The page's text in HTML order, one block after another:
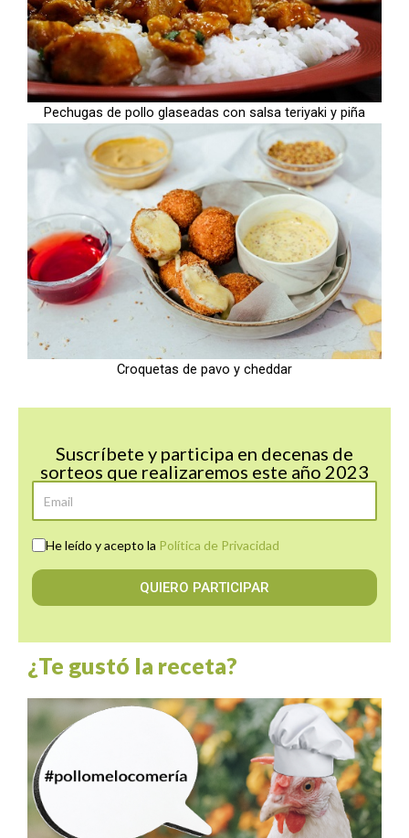
Pechugas de pollo glaseadas con salsa teriyaki y piña
Croquetas de pavo y cheddar
Suscríbete y participa en decenas de
sorteos que realizaremos este año 2023
He leído y acepto la Política de Privacidad
QUIERO PARTICIPAR
¿Te gustó la receta?